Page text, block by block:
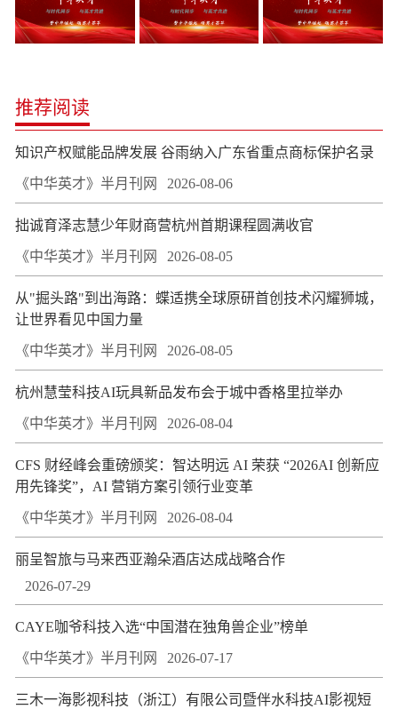
推荐阅读
知识产权赋能品牌发展 谷雨纳入广东省重点商标保护名录
《中华英才》半月刊网 2026-08-06
拙诚育泽志慧少年财商营杭州首期课程圆满收官
《中华英才》半月刊网 2026-08-05
从"掘头路"到出海路：蝶适携全球原研首创技术闪耀狮城，
让世界看见中国力量
《中华英才》半月刊网 2026-08-05
杭州慧莹科技AI玩具新品发布会于城中香格里拉举办
《中华英才》半月刊网 2026-08-04
CFS 财经峰会重磅颁奖：智达明远 AI 荣获 “2026AI 创新应
用先锋奖”，AI 营销方案引领行业变革
《中华英才》半月刊网 2026-08-04
丽呈智旅与马来西亚瀚朵酒店达成战略合作
2026-07-29
CAYE咖爷科技入选“中国潜在独角兽企业”榜单
《中华英才》半月刊网 2026-07-17
三木一海影视科技（浙江）有限公司暨伴水科技AI影视短